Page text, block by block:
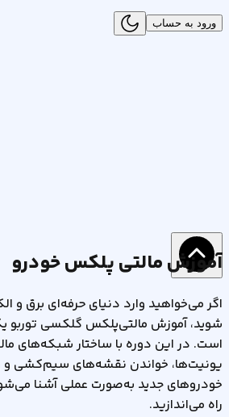
ورود به حساب
آموزش مالتی پلکس خودرو
اگر می‌خواهید وارد دنیای حرفه‌ای برق و
شوید، آموزش مالتی‌پلکس گلکسی توربو
است. در این دوره با ساختار شبکه‌های
یونیت‌ها، خواندن نقشه‌های سیم‌کشی و
خودروهای جدید به‌صورت عملی آشنا
راه می‌اندازید.